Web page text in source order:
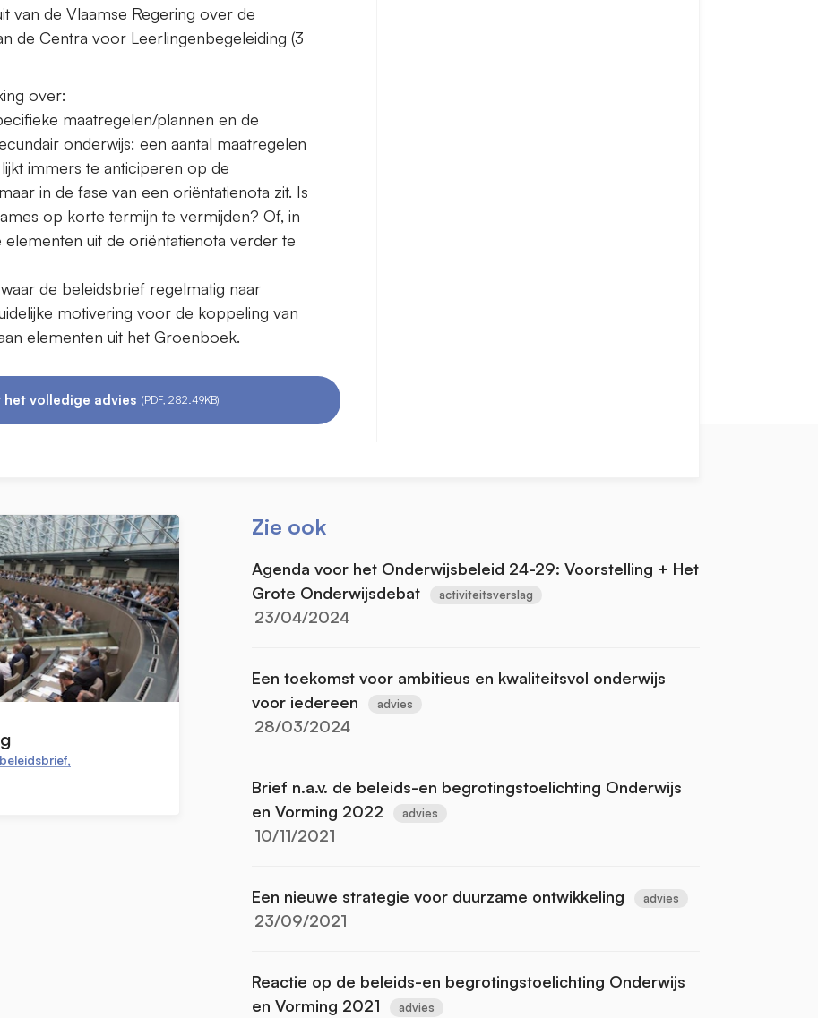
van de Vlaamse Regering over de
de Centra voor Leerlingenbegeleiding (3
over:
maatregelen/plannen en de
onderwijs: een aantal maatregelen
immers te anticiperen op de
in de fase van een oriëntatienota zit. Is
op korte termijn te vermijden? Of, in
uit de oriëntatienota verder te
de beleidsbrief regelmatig naar
motivering voor de koppeling van
elementen uit het Groenboek.
het volledige advies (PDF, 282.49KB)
Zie ook
Agenda voor het Onderwijsbeleid 24-29: Voorstelling + Het
Grote Onderwijsdebat
activiteitsverslag
23/04/2024
Een toekomst voor ambitieus en kwaliteitsvol onderwijs
voor iedereen
advies
28/03/2024
Brief n.a.v. de beleids-en begrotingstoelichting Onderwijs
en Vorming 2022
advies
10/11/2021
Een nieuwe strategie voor duurzame ontwikkeling advies
23/09/2021
Reactie op de beleids-en begrotingstoelichting Onderwijs
en Vorming 2021
advies